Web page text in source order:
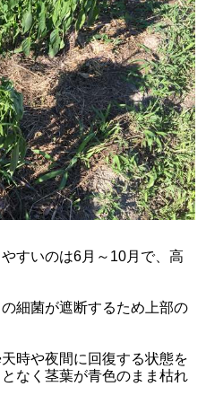
すいのは6月～10月で、高
細菌が遮断するため上部の
時や夜間に回復する状態を
なく茎葉が青色のまま枯れ